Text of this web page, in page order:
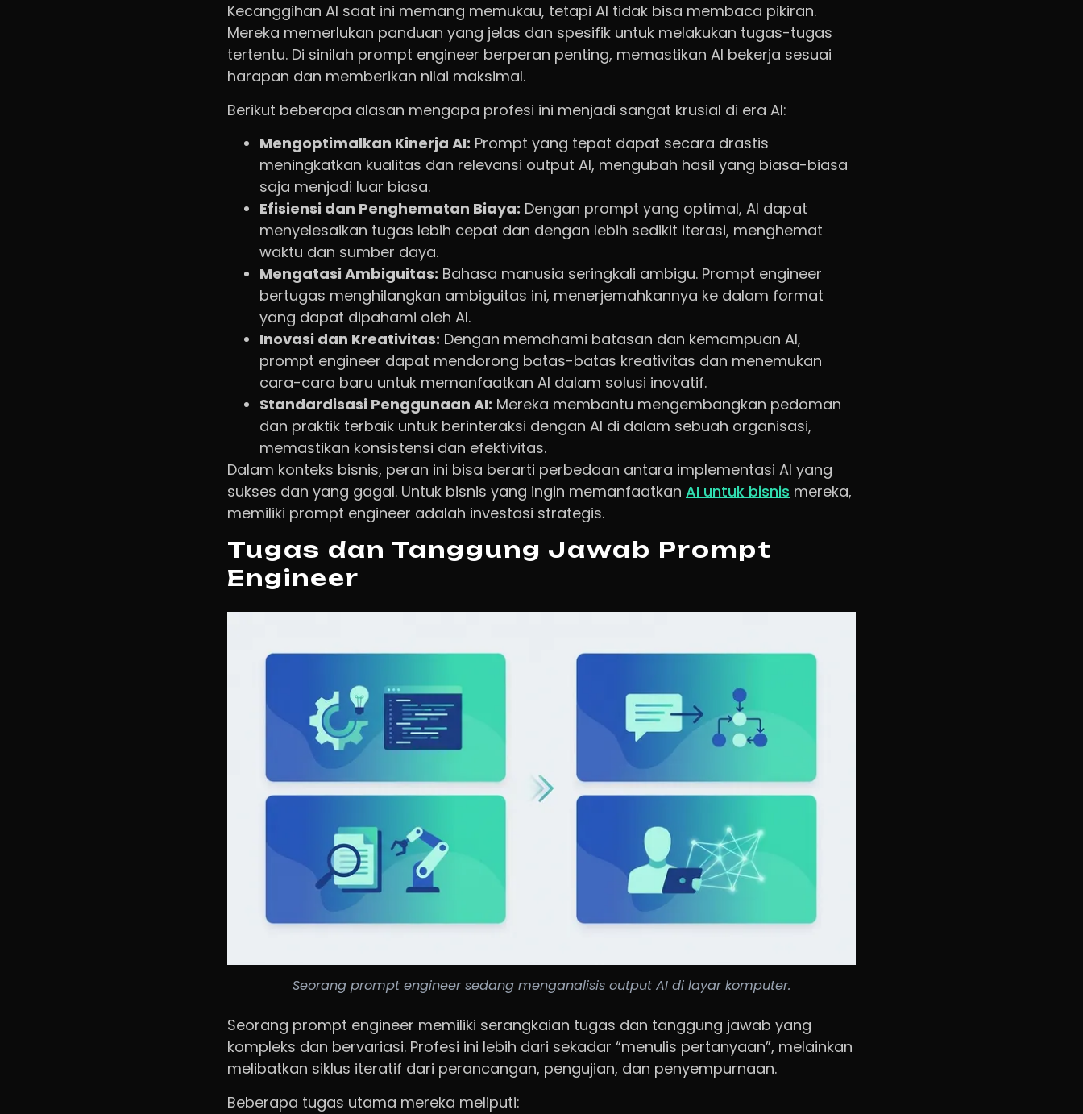
Kecanggihan AI saat ini memang memukau, tetapi AI tidak bisa membaca pikiran.
Mereka memerlukan panduan yang jelas dan spesifik untuk melakukan tugas-tugas
tertentu. Di sinilah prompt engineer berperan penting, memastikan AI bekerja sesuai
harapan dan memberikan nilai maksimal.
Berikut beberapa alasan mengapa profesi ini menjadi sangat krusial di era AI:
Mengoptimalkan Kinerja AI: Prompt yang tepat dapat secara drastis
meningkatkan kualitas dan relevansi output AI, mengubah hasil yang biasa-biasa
saja menjadi luar biasa.
Efisiensi dan Penghematan Biaya: Dengan prompt yang optimal, AI dapat
menyelesaikan tugas lebih cepat dan dengan lebih sedikit iterasi, menghemat
waktu dan sumber daya.
Mengatasi Ambiguitas: Bahasa manusia seringkali ambigu. Prompt engineer
bertugas menghilangkan ambiguitas ini, menerjemahkannya ke dalam format
yang dapat dipahami oleh AI.
Inovasi dan Kreativitas: Dengan memahami batasan dan kemampuan AI,
prompt engineer dapat mendorong batas-batas kreativitas dan menemukan
cara-cara baru untuk memanfaatkan AI dalam solusi inovatif.
Standardisasi Penggunaan AI: Mereka membantu mengembangkan pedoman
dan praktik terbaik untuk berinteraksi dengan AI di dalam sebuah organisasi,
memastikan konsistensi dan efektivitas.
Dalam konteks bisnis, peran ini bisa berarti perbedaan antara implementasi AI yang
sukses dan yang gagal. Untuk bisnis yang ingin memanfaatkan AI untuk bisnis mereka,
memiliki prompt engineer adalah investasi strategis.
Tugas dan Tanggung Jawab Prompt
Engineer
Seorang prompt engineer sedang menganalisis output AI di layar komputer.
Seorang prompt engineer memiliki serangkaian tugas dan tanggung jawab yang
kompleks dan bervariasi. Profesi ini lebih dari sekadar “menulis pertanyaan”, melainkan
melibatkan siklus iteratif dari perancangan, pengujian, dan penyempurnaan.
Beberapa tugas utama mereka meliputi: